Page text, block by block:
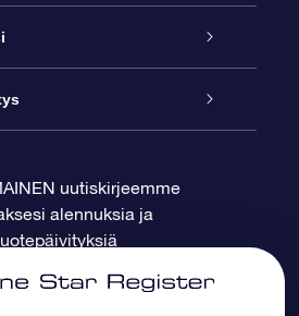
Tähtisivu
uutiskirjeemme
alennuksia ja